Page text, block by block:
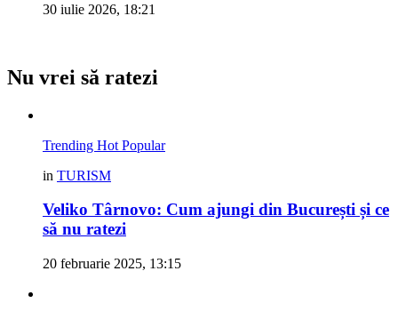
30 iulie 2026, 18:21
Nu vrei să ratezi
Trending Hot Popular
in TURISM
Veliko Târnovo: Cum ajungi din București și ce
să nu ratezi
20 februarie 2025, 13:15